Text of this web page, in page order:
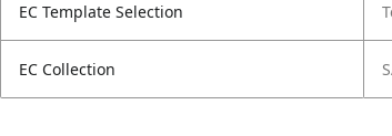
EC Template Selection
EC Collection